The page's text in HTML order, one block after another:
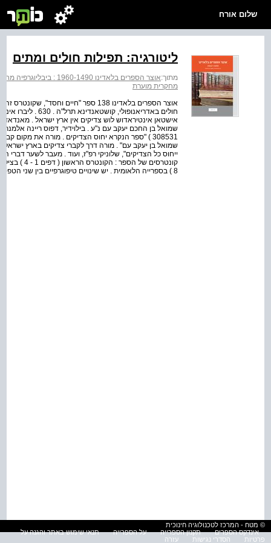
שלום אורח
ליטורגיה: תפילות חולים ומתים
מתוך:אוצר הספרים בלאדינו 1960-1490 : ביבליוגרפיה מחקרית מוערת
מחקרית מוערת
אוצר הספרים בלאדינו 138 ספר "חיים
חולים
אישטאן אינטיראדוש לוש צדיקים אין ארץ ישראל .
308531 ) "ספר הנקרא יחוס הצדיקים . מורה את
שמואל בן יעקב עם" . מורה דרך לקברי צדיקים בארץ
ייחוס כל הצדיקים", שלוניקי רפ"ז, ועוד . מעבר לשער דברי
8 ) בספרייה הלאומית . יש שינויים טיפוגרפיים בין שני הטפסים . ההבדלים הטיפוגרפיים בין שני הקונטר...
© מטח - המרכז לטכנולוגיה חינוכית
אינדקס הספרים
תקנון הספרייה על הספרייה
תנאי שימוש באתר והגנה על
פרטיות
הסדרי נגישות עזרה